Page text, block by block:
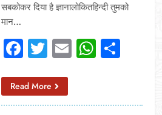
सबकोकर दिया है ज्ञानालोकितहिन्दी तुमको
मान…
Facebook
Twitter
Email
Read More